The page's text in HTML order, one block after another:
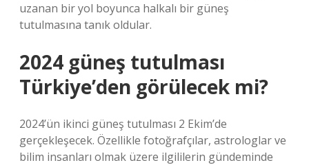
uzanan bir yol boyunca halkalı bir güneş
tutulmasına tanık oldular.
2024 güneş tutulması
Türkiye’den görülecek mi?
2024’ün ikinci güneş tutulması 2 Ekim’de
gerçekleşecek. Özellikle fotoğrafçılar, astrologlar ve
bilim insanları olmak üzere ilgililerin gündeminde